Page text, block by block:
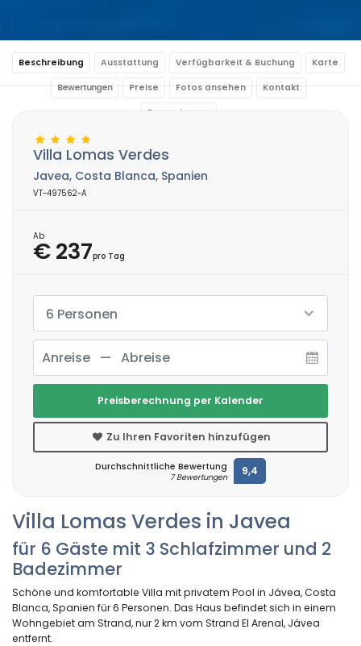
Beschreibung Ausstattung Verfügbarkeit & Buchung Karte
Bewertungen Preise Fotos ansehen Kontakt
Reservierung
Villa Lomas Verdes in Javea
für 6 Gäste mit 3 Schlafzimmer und 2
Badezimmer
Schöne und komfortable Villa mit privatem Pool in Jávea, Costa
Blanca, Spanien für 6 Personen. Das Haus befindet sich in einem
Wohngebiet am Strand, nur 2 km vom Strand El Arenal, Jávea
entfernt.
Villa Lomas Verdes
Javea, Costa Blanca, Spanien
VT-497562-A
Ab
€ 237pro Tag
6 Personen
Preisberechnung per Kalender
Zu Ihren Favoriten hinzufügen
Durchschnittliche Bewertung
7 Bewertungen 9,4